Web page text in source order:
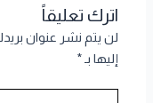
اترك تعليقاً
لن يتم نشر عنوان
إليها بـ*